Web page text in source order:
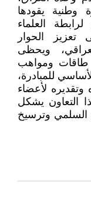
وطنية يقودها
لرابطة العلماء
الحوار
ويحظى
ومواهب
للمبادرة،
لأعضاء
التعاون يشكل
السلمي وترسيخ